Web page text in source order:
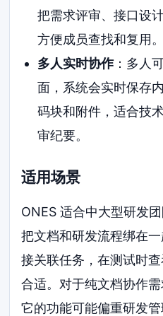
把需求评审、接口设
方便成员查找和复用。
多人实时协作：多人
面，系统会实时保存
码块和附件，适合技
审纪要。
适用场景
ONES 适合中大型研发
把文档和研发流程绑在
接关联任务，在测试时
合适。对于纯文档协作
它的功能可能偏重研发管